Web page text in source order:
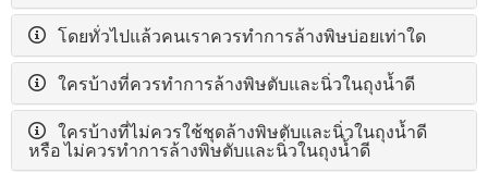
โดยทั่วไปแล้วคนเราควรทำการล้างพิษบ่อยเท่าใด
ใครบ้างที่ควรทำการล้างพิษตับและนิ่วในถุงน้ำดี
ใครบ้างที่ไม่ควรใช้ชุดล้างพิษตับและนิ่วในถุงน้ำดี
หรือ ไม่ควรทำการล้างพิษตับและนิ่วในถุงน้ำดี